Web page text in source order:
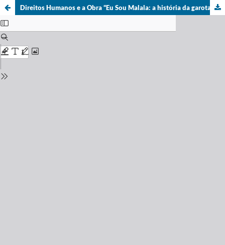
Direitos Humanos e a Obra “Eu Sou Malala: a história da garota que defendeu o direito à educação e foi baleada pelo Talibã" sob a perspectiva mundial